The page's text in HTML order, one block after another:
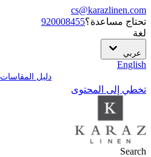
cs@karazlinen.com
تحتاج مساعدة؟920008455
لغة
عربي
English
دليل المقاسات
تخطي إلى المحتوى
Search